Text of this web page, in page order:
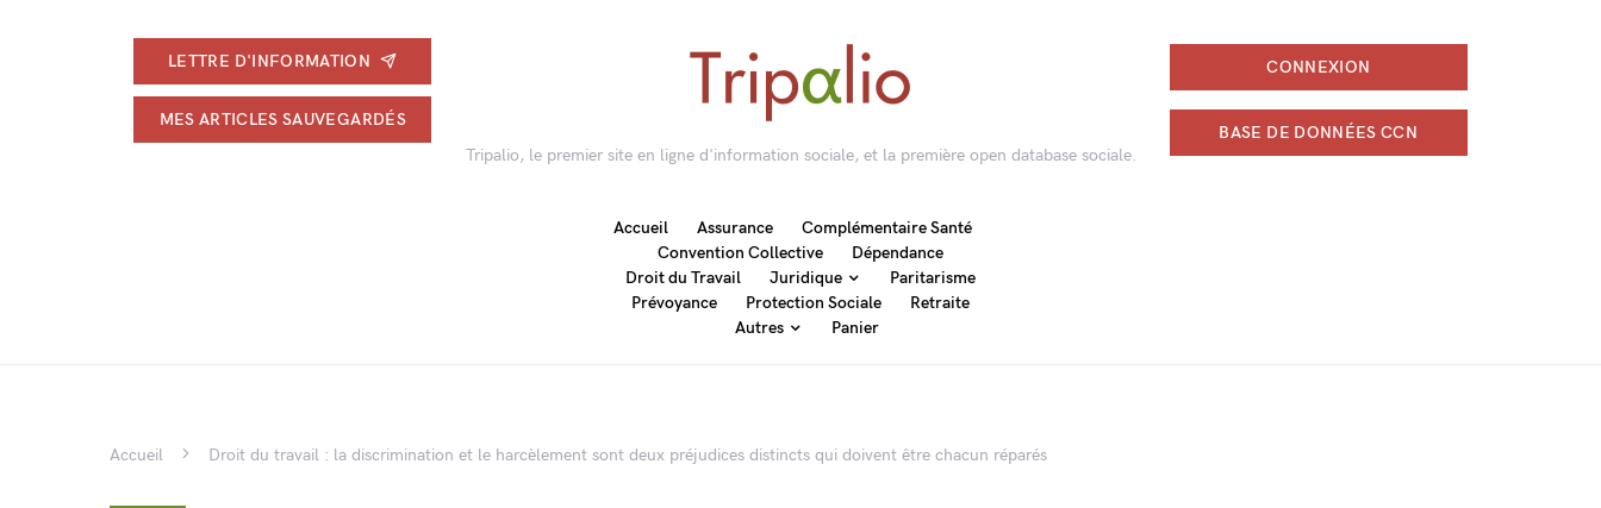
LETTRE D'INFORMATION
MES ARTICLES SAUVEGARDÉS
Tripalio, le premier site en ligne d'information sociale, et la première open database sociale.
CONNEXION
BASE DE DONNÉES CCN
Accueil Assurance
Complémentaire Santé
Convention Collective
Dépendance
Droit du Travail
Juridique
Paritarisme
Prévoyance
Protection Sociale
Retraite
Autres
Panier
Accueil Droit du travail : la discrimination et le harcèlement sont deux préjudices distincts qui doivent être chacun réparés